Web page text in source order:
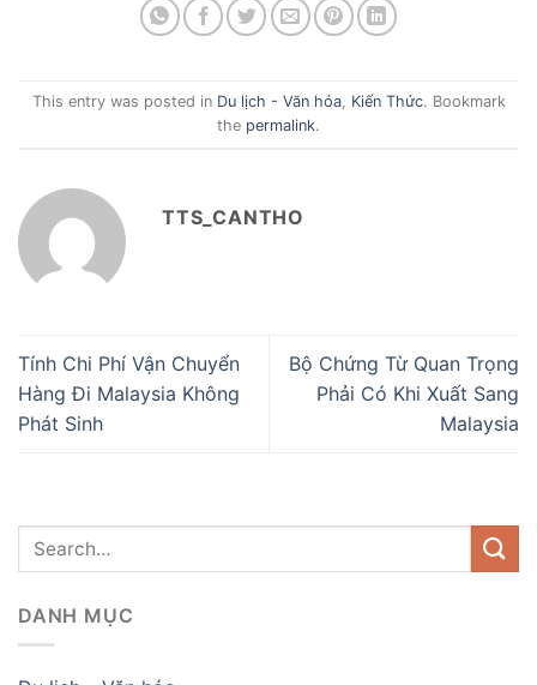
This entry was posted in Du lịch - Văn hóa, Kiến Thức. Bookmark
the permalink.
TTS_CANTHO
Tính Chi Phí Vận Chuyển
Hàng Đi Malaysia Không
Phát Sinh
Bộ Chứng Từ Quan Trọng
Phải Có Khi Xuất Sang
Malaysia
DANH MỤC